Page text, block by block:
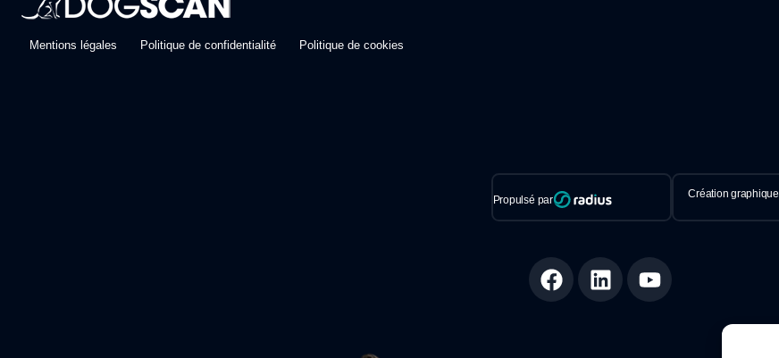
Mentions légales Politique de confidentialité Politique de cookies
Propulsé par Création graphique